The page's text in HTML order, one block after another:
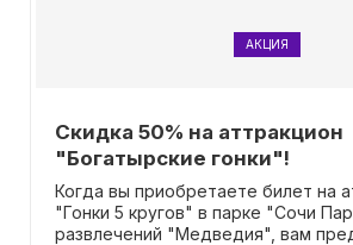
АКЦИЯ
Скидка 50% на аттракцион
"Богатырские гонки"!
Когда вы приобретаете билет на
"Гонки 5 кругов" в парке "Сочи
развлечений "Медведия", вам